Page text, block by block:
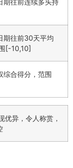
期往前30天平均
[-10,10]
综合得分，范围
异，令人称赏，